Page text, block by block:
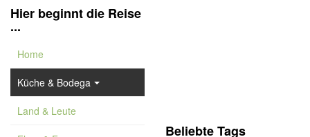
Hier beginnt die Reise
...
Home
Küche & Bodega
Land & Leute
Beliebte Tags